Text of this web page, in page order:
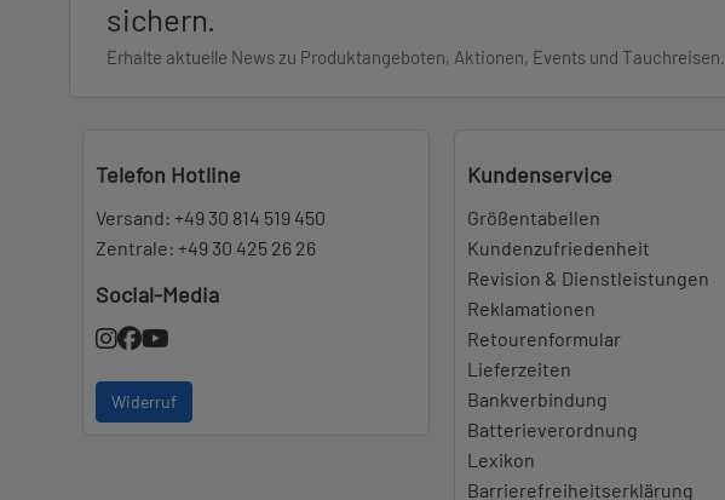
sichern.
Erhalte aktuelle News zu Produktangeboten, Aktionen, Events und Tauchreisen.
Telefon Hotline
Versand: +49 30 814 519 450
Zentrale: +49 30 425 26 26
Social-Media
Widerruf
Kundenservice
Größentabellen
Kundenzufriedenheit
Revision & Dienstleistungen
Reklamationen
Retourenformular
Lieferzeiten
Bankverbindung
Batterieverordnung
Lexikon
Barrierefreiheitserklärung